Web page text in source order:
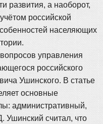
развития, а наоборот,
российской
населяющих
управления
российского
Ушинского. В статье
основные
административный,
Ушинский считал, что